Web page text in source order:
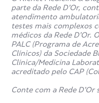
parte da Rede D’Or,
atendimento
testes mais complexos
médicos da Rede D’Or.
PALC (Programa de
Clínicos) da Sociedade
Clínica/Medicina
acreditado pelo CAP
Conte com a Rede